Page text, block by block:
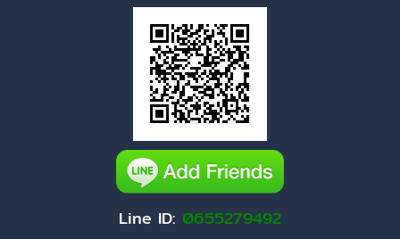
Line ID: 0655279492